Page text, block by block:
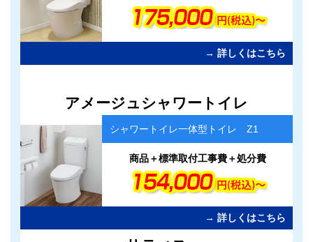
→ 詳しくはこちら
ン
アメージュシャワートイレ
シャワートイレ一体型トイレ Z1
商品＋標準取付工事費＋処分費
→ 詳しくはこちら